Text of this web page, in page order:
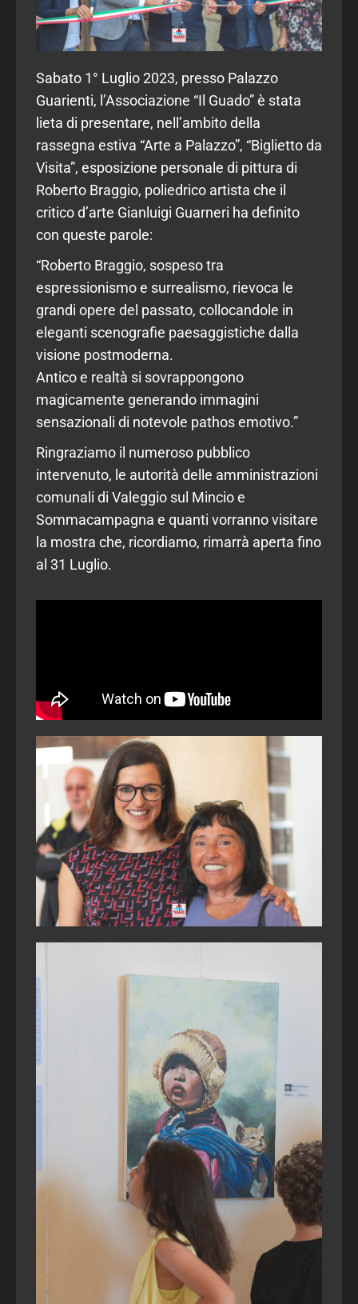
Sabato 1° Luglio 2023, presso Palazzo
Guarienti, l’Associazione “Il Guado” è stata
lieta di presentare, nell’ambito della
rassegna estiva “Arte a Palazzo”, “Biglietto da
Visita”, esposizione personale di pittura di
Roberto Braggio, poliedrico artista che il
critico d’arte Gianluigi Guarneri ha definito
con queste parole:
“Roberto Braggio, sospeso tra
espressionismo e surrealismo, rievoca le
grandi opere del passato, collocandole in
eleganti scenografie paesaggistiche dalla
visione postmoderna.
Antico e realtà si sovrappongono
magicamente generando immagini
sensazionali di notevole pathos emotivo.”
Ringraziamo il numeroso pubblico
intervenuto, le autorità delle amministrazioni
comunali di Valeggio sul Mincio e
Sommacampagna e quanti vorranno visitare
la mostra che, ricordiamo, rimarrà aperta fino
al 31 Luglio.